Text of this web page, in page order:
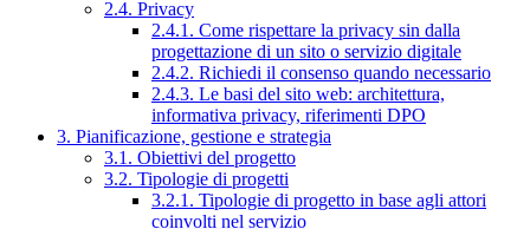
2.4. Privacy
2.4.1. Come rispettare la privacy sin dalla
progettazione di un sito o servizio digitale
2.4.2. Richiedi il consenso quando necessario
2.4.3. Le basi del sito web: architettura,
informativa privacy, riferimenti DPO
3. Pianificazione, gestione e strategia
3.1. Obiettivi del progetto
3.2. Tipologie di progetti
3.2.1. Tipologie di progetto in base agli attori
coinvolti nel servizio